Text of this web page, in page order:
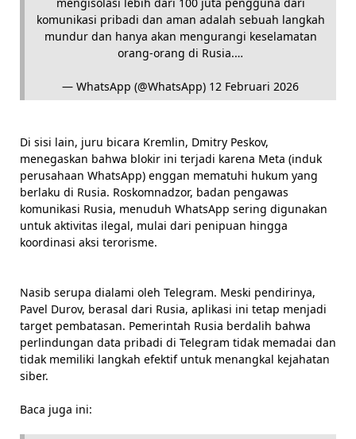
komunikasi pribadi dan aman adalah sebuah langkah
mundur dan hanya akan mengurangi keselamatan
orang-orang di Rusia.…
— WhatsApp (@WhatsApp) 12 Februari 2026
Di sisi lain, juru bicara Kremlin, Dmitry Peskov,
menegaskan bahwa blokir ini terjadi karena Meta (induk
perusahaan WhatsApp) enggan mematuhi hukum yang
berlaku di Rusia. Roskomnadzor, badan pengawas
komunikasi Rusia, menuduh WhatsApp sering digunakan
untuk aktivitas ilegal, mulai dari penipuan hingga
koordinasi aksi terorisme.
Nasib serupa dialami oleh Telegram. Meski pendirinya,
Pavel Durov, berasal dari Rusia, aplikasi ini tetap menjadi
target pembatasan. Pemerintah Rusia berdalih bahwa
perlindungan data pribadi di Telegram tidak memadai dan
tidak memiliki langkah efektif untuk menangkal kejahatan
siber.
Baca juga ini: